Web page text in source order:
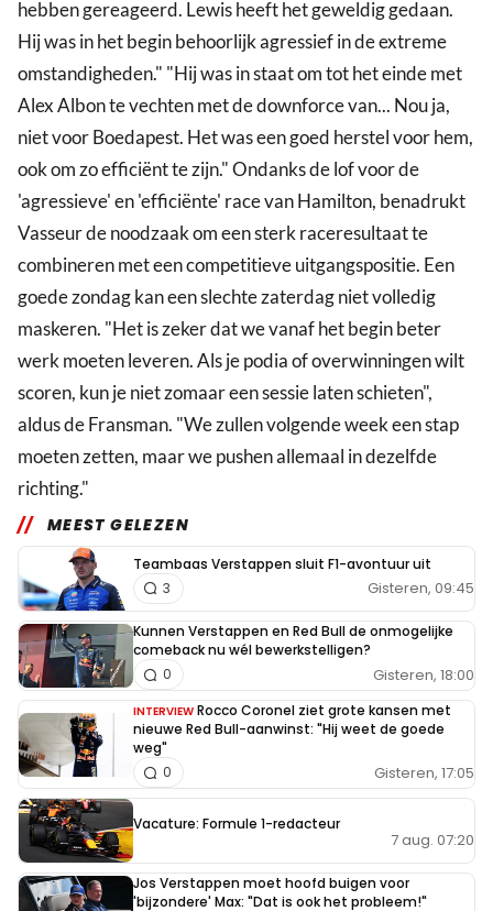
hebben gereageerd. Lewis heeft het geweldig gedaan.
Hij was in het begin behoorlijk agressief in de extreme
omstandigheden." "Hij was in staat om tot het einde met
Alex Albon te vechten met de downforce van... Nou ja,
niet voor Boedapest. Het was een goed herstel voor hem,
ook om zo efficiënt te zijn." Ondanks de lof voor de
'agressieve' en 'efficiënte' race van Hamilton, benadrukt
Vasseur de noodzaak om een sterk raceresultaat te
combineren met een competitieve uitgangspositie. Een
goede zondag kan een slechte zaterdag niet volledig
maskeren. "Het is zeker dat we vanaf het begin beter
werk moeten leveren. Als je podia of overwinningen wilt
scoren, kun je niet zomaar een sessie laten schieten",
aldus de Fransman. "We zullen volgende week een stap
moeten zetten, maar we pushen allemaal in dezelfde
richting."
MEEST GELEZEN
Teambaas Verstappen sluit F1-avontuur uit
Gisteren, 09:45
3
Kunnen Verstappen en Red Bull de onmogelijke
comeback nu wél bewerkstelligen?
Gisteren, 18:00
0
INTERVIEW Rocco Coronel ziet grote kansen met
nieuwe Red Bull-aanwinst: "Hij weet de goede
weg"
Gisteren, 17:05
0
Vacature: Formule 1-redacteur
7 aug. 07:20
Jos Verstappen moet hoofd buigen voor
'bijzondere' Max: "Dat is ook het probleem!"